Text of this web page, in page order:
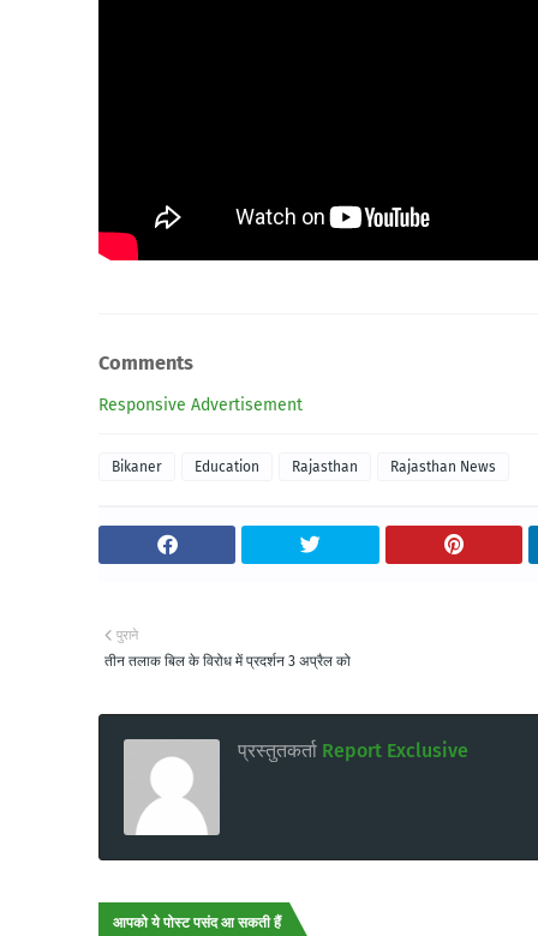
Comments
Responsive Advertisement
Bikaner Education Rajasthan Rajasthan News
पुराने
तीन तलाक बिल के विरोध में प्रदर्शन 3 अप्रैल को
प्रस्तुतकर्ता Report Exclusive
आपको ये पोस्ट पसंद आ सकती हैं